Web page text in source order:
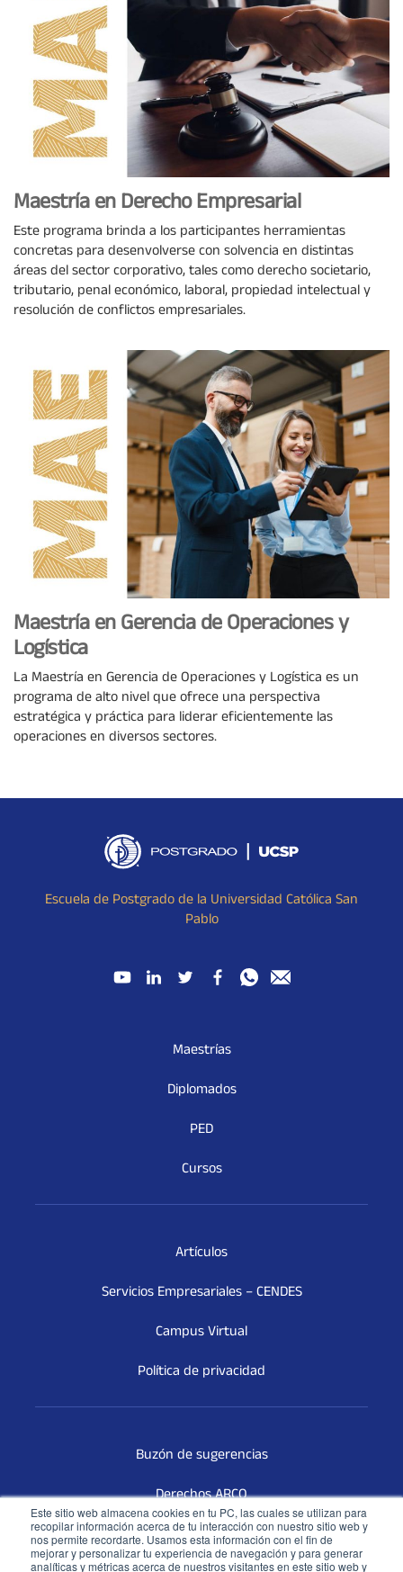
Este sitio web almacena cookies en tu PC, las cuales se utilizan para
recopilar información acerca de tu interacción con nuestro sitio web y
nos permite recordarte. Usamos esta información con el fin de
mejorar y personalizar tu experiencia de navegación y para generar
analíticas y métricas acerca de nuestros visitantes en este sitio web y
Maestría en Derecho Empresarial
Este programa brinda a los participantes herramientas
concretas para desenvolverse con solvencia en distintas
áreas del sector corporativo, tales como derecho societario,
tributario, penal económico, laboral, propiedad intelectual y
resolución de conflictos empresariales.
Maestría en Gerencia de Operaciones y
Logística
La Maestría en Gerencia de Operaciones y Logística es un
programa de alto nivel que ofrece una perspectiva
estratégica y práctica para liderar eficientemente las
operaciones en diversos sectores.
Escuela de Postgrado de la Universidad Católica San
Pablo
Maestrías
Diplomados
PED
Cursos
Artículos
Servicios Empresariales – CENDES
Campus Virtual
Política de privacidad
Buzón de sugerencias
Derechos ARCO
Terceros Vinculados